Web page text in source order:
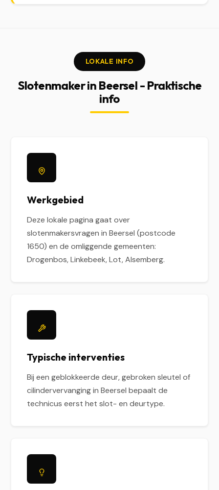
LOKALE INFO
Slotenmaker in Beersel - Praktische
info
Werkgebied
Deze lokale pagina gaat over
slotenmakersvragen in Beersel (postcode
1650) en de omliggende gemeenten:
Drogenbos, Linkebeek, Lot, Alsemberg.
Typische interventies
Bij een geblokkeerde deur, gebroken sleutel of
cilindervervanging in Beersel bepaalt de
technicus eerst het slot- en deurtype.